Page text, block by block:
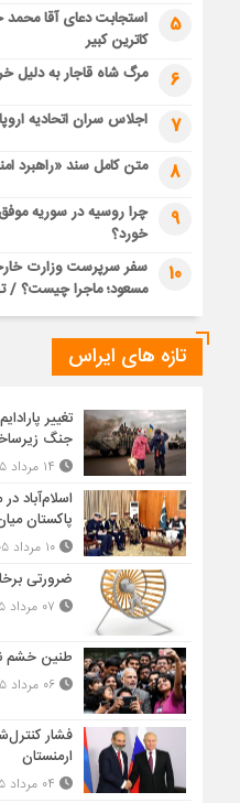
5
استجابت دعای آقا
کاترین کبیر
6 مرگ شاه قاجار به دلیل
7 اجلاس سران اتحادیه
8 متن کامل سند «راهبرد
9
چرا روسیه در سوریه
خورد؟
10
سفر سرپرست وزارت
مسعود؛ ماجرا چیست؟ /
تازه های ایراس
تغییر
جنگ
اسلام‌آباد
پاکستان
۱۰ مرداد ۱۴۰۵ - ۱۱:۵۴
ضرورتی
طنین خشم
۰۶ مرداد ۱۴۰۵ - ۱۲:۴۲
فشار
ارمنستان